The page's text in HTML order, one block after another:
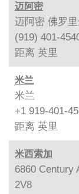
迈阿密
迈阿密 佛罗
(919) 401-
距离 英里
米兰
米兰
+1 919-401-
距离 英里
米西索加
6860 Century
2V8